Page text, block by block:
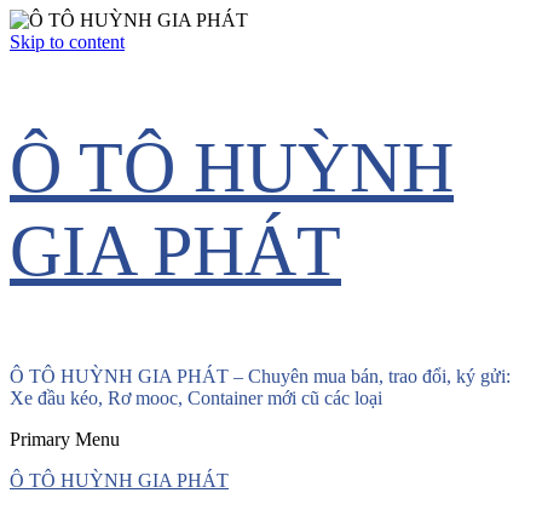
Skip to content
Ô TÔ HUỲNH
GIA PHÁT
Ô TÔ HUỲNH GIA PHÁT – Chuyên mua bán, trao đổi, ký gửi:
Xe đầu kéo, Rơ mooc, Container mới cũ các loại
Primary Menu
Ô TÔ HUỲNH GIA PHÁT